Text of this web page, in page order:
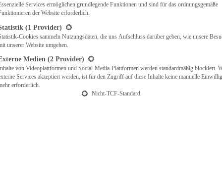
Services ermöglichen grundlegende Funktionen und sind für das ordnungsgemäße
der Website erforderlich.
(1 Provider)
Cookies sammeln Nutzungsdaten, die uns Aufschluss darüber geben, wie unsere
unserer Website umgehen.
Medien (2 Provider)
von Videoplattformen und Social-Media-Plattformen werden standardmäßig blockiert.
Services akzeptiert werden, ist für den Zugriff auf diese Inhalte keine manuelle
erforderlich.
Nicht-TCF-Standard